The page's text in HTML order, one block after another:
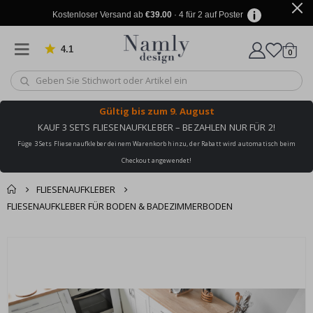
Kostenloser Versand ab €39.00· 4 für 2 auf Poster
4.1 von 1030 Bewertungen
Wagen
0
Gültig bis zum 9. August
KAUF 3 SETS FLIESENAUFKLEBER – BEZAHLEN NUR FÜR 2!
Füge 3 Sets Fliesenaufkleber deinem Warenkorb hinzu, der Rabatt wird automatisch beim
Checkout angewendet!
FLIESENAUFKLEBER
FLIESENAUFKLEBER FÜR BODEN & BADEZIMMERBODEN
Bildgalerie
springen